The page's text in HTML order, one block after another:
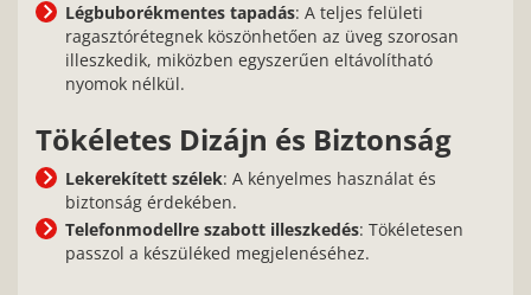
Légbuborékmentes tapadás: A teljes felületi
ragasztórétegnek köszönhetően az üveg szorosan
illeszkedik, miközben egyszerűen eltávolítható
nyomok nélkül.
Tökéletes Dizájn és Biztonság
Lekerekített szélek: A kényelmes használat és
biztonság érdekében.
Telefonmodellre szabott illeszkedés: Tökéletesen
passzol a készüléked megjelenéséhez.